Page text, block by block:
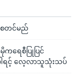
စတင်မည်
ရေစီပြုပြင်
ါရင့် လေ့လာသူသုံးသပ်